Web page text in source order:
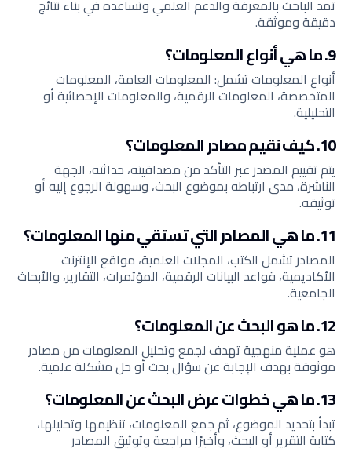
تمد الباحث بالمعرفة والدعم العلمي وتساعده في بناء نتائج
دقيقة وموثقة.
9. ما هي أنواع المعلومات؟
أنواع المعلومات تشمل: المعلومات العامة، المعلومات
المتخصصة، المعلومات الرقمية، والمعلومات الإحصائية أو
التحليلية.
10. كيف نقيم مصادر المعلومات؟
يتم تقييم المصدر عبر التأكد من مصداقيته، حداثته، الجهة
الناشرة، مدى ارتباطه بموضوع البحث، وسهولة الرجوع إليه أو
توثيقه.
11. ما هي المصادر التي تستقي منها المعلومات؟
المصادر تشمل الكتب، المجلات العلمية، مواقع الإنترنت
الأكاديمية، قواعد البيانات الرقمية، المؤتمرات، التقارير، والأبحاث
الجامعية.
12. ما هو البحث عن المعلومات؟
هو عملية منهجية تهدف لجمع وتحليل المعلومات من مصادر
موثوقة بهدف الإجابة عن سؤال بحث أو حل مشكلة علمية.
13. ما هي خطوات عرض البحث عن المعلومات؟
تبدأ بتحديد الموضوع، ثم جمع المعلومات، تنظيمها وتحليلها،
كتابة التقرير أو البحث، وأخيرًا مراجعة وتوثيق المصادر